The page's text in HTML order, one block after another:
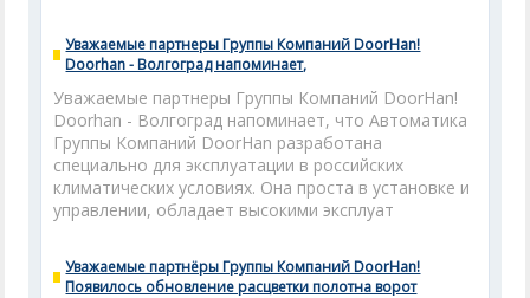
Уважаемые партнеры Группы Компаний DoorHan!
Doorhan - Волгоград напоминает,
Уважаемые партнеры Группы Компаний DoorHan!
Doorhan - Волгоград напоминает, что Автоматика
Группы Компаний DoorHan разработана
специально для эксплуатации в российских
климатических условиях. Она проста в установке и
управлении, обладает высокими эксплуат
Уважаемые партнёры Группы Компаний DoorHan!
Появилось обновление расцветки полотна ворот